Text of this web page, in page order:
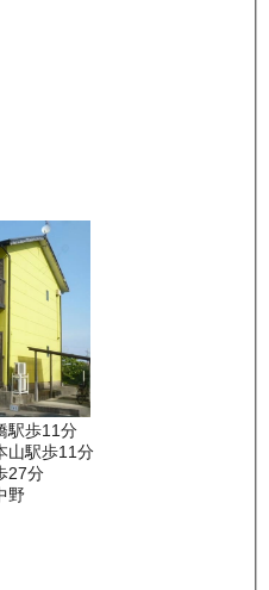
駅歩11分
山駅歩11分
27分
野